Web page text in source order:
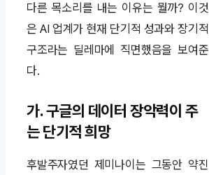
다른 목소리를 내는 이유는 뭘까? 이것
은 AI 업계가 현재 단기적 성과와 장기적
구조라는 딜레마에 직면했음을 보여준
다.
가. 구글의 데이터 장악력이 주
는 단기적 희망
후발주자였던 제미나이는 그동안 약진